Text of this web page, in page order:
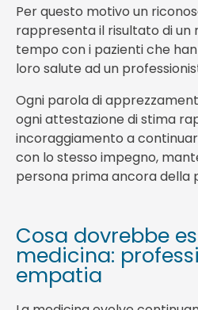
Per questo motivo un
rappresenta il risultato di
tempo con i pazienti che
loro salute ad un
Ogni parola di
ogni attestazione di stima
incoraggiamento a
con lo stesso impegno,
persona prima ancora della
Cosa dovrebbe
medicina:
empatia